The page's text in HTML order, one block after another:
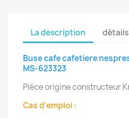
La description
Buse cafe cafetiere
MS-623323
Piéce origine constructeur
Cas d'emploi :